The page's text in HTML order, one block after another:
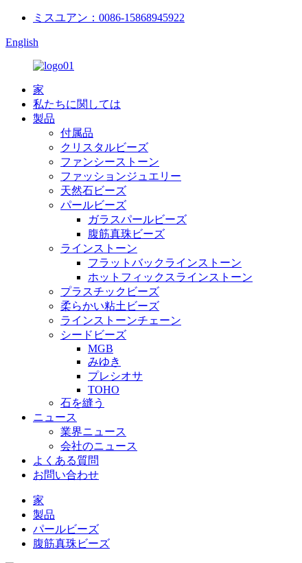
ミスユアン：0086-15868945922
English
家
私たちに関しては
製品
付属品
クリスタルビーズ
ファンシーストーン
ファッションジュエリー
天然石ビーズ
パールビーズ
ガラスパールビーズ
腹筋真珠ビーズ
ラインストーン
フラットバックラインストーン
ホットフィックスラインストーン
プラスチックビーズ
柔らかい粘土ビーズ
ラインストーンチェーン
シードビーズ
MGB
みゆき
プレシオサ
TOHO
石を縫う
ニュース
業界ニュース
会社のニュース
よくある質問
お問い合わせ
家
製品
パールビーズ
腹筋真珠ビーズ